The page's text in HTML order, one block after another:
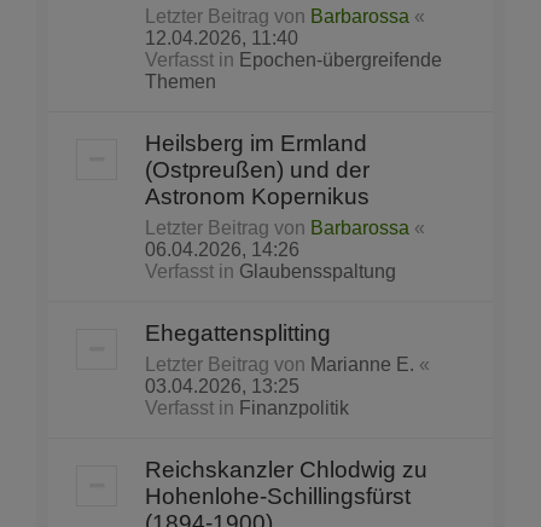
Letzter Beitrag von Barbarossa «
12.04.2026, 11:40
Verfasst in Epochen-übergreifende
Themen
Heilsberg im Ermland
(Ostpreußen) und der
Astronom Kopernikus
Letzter Beitrag von Barbarossa «
06.04.2026, 14:26
Verfasst in Glaubensspaltung
Ehegattensplitting
Letzter Beitrag von Marianne E. «
03.04.2026, 13:25
Verfasst in Finanzpolitik
Reichskanzler Chlodwig zu
Hohenlohe-Schillingsfürst